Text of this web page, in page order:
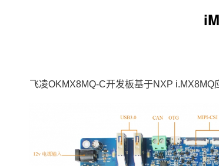
飞凌OKMX8MQ-C开发板基于NXP i.MX8MQ